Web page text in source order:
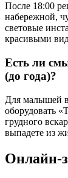
После 18:00
набережной,
световые
красивыми
Есть ли
(до года)?
Для малышей
оборудовать
грудного
выпадете из
Онлайн-